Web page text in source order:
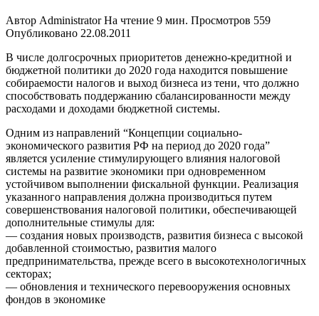
Автор Administrator На чтение 9 мин. Просмотров 559
Опубликовано 22.08.2011
В числе долгосрочных приоритетов денежно-кредитной и
бюджетной политики до 2020 года находится повышение
собираемости налогов и выход бизнеса из тени, что должно
способствовать поддержанию сбалансированности между
расходами и доходами бюджетной системы.
Одним из направлений “Концепции социально-
экономического развития РФ на период до 2020 года”
является усиление стимулирующего влияния налоговой
системы на развитие экономики при одновременном
устойчивом выполнении фискальной функции. Реализация
указанного направления должна производиться путем
совершенствования налоговой политики, обеспечивающей
дополнительные стимулы для:
— создания новых производств, развития бизнеса с высокой
добавленной стоимостью, развития малого
предпринимательства, прежде всего в высокотехнологичных
секторах;
— обновления и технического перевооружения основных
фондов в экономике